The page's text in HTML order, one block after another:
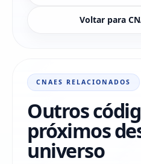
Voltar para
CNAES RELACIONADOS
Outros
próximos
universo